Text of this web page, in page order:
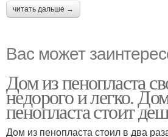
читать дальше →
Вас может
Дом из пенопласта
недорого и легко.
пенопласта стоит
Дом из пенопласта стоил в два